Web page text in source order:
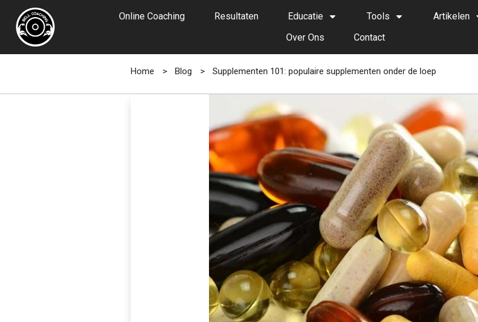
Online Coaching Resultaten Educatie Tools Artikelen
Over Ons
Contact
Home > Blog > Supplementen 101: populaire supplementen onder de loep